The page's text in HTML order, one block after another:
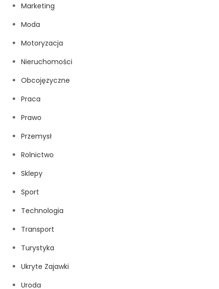
Marketing
Moda
Motoryzacja
Nieruchomości
Obcojęzyczne
Praca
Prawo
Przemysł
Rolnictwo
Sklepy
Sport
Technologia
Transport
Turystyka
Ukryte Zajawki
Uroda